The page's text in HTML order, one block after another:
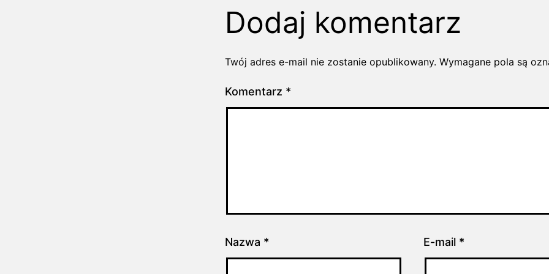
Dodaj komentarz
Twój adres e-mail nie zostanie opublikowany. Wymagane pola są
Komentarz *
Nazwa * E-mail *